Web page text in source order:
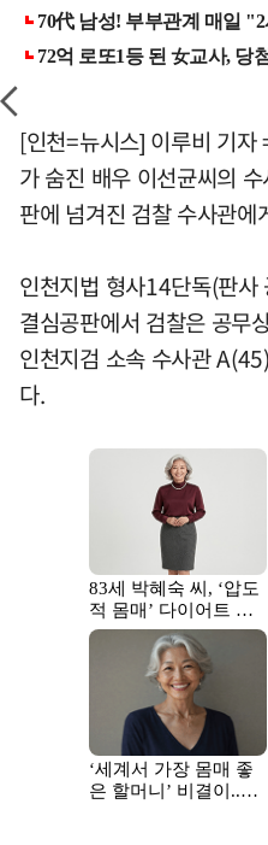
[인천=뉴시스] 이루비 기
가 숨진 배우 이선균씨의
판에 넘겨진 검찰 수사관
인천지법 형사14단독(판
결심공판에서 검찰은 공무
인천지검 소속 수사관
다.